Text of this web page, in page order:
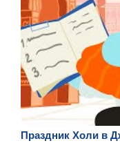
Праздник Холи в